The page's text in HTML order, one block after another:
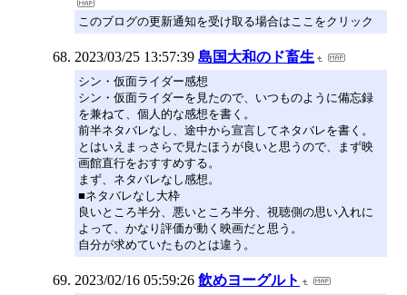
このブログの更新通知を受け取る場合はここをクリック
2023/03/25 13:57:39 島国大和のド畜生
シン・仮面ライダー感想
シン・仮面ライダーを見たので、いつものように備忘録
を兼ねて、個人的な感想を書く。
前半ネタバレなし、途中から宣言してネタバレを書く。
とはいえまっさらで見たほうが良いと思うので、まず映
画館直行をおすすめする。
まず、ネタバレなし感想。
■ネタバレなし大枠
良いところ半分、悪いところ半分、視聴側の思い入れに
よって、かなり評価が動く映画だと思う。
自分が求めていたものとは違う。
2023/02/16 05:59:26 飲めヨーグルト